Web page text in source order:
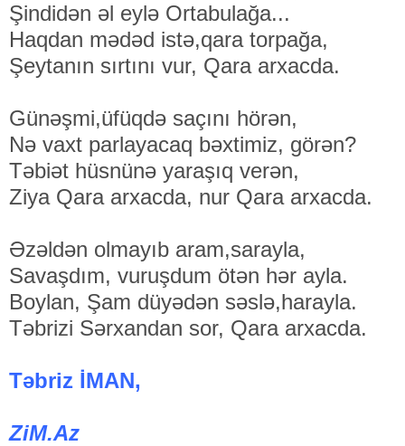
Şindidən əl eylə Ortabulağa...
Haqdan mədəd istə,qara torpağa,
Şeytanın sırtını vur, Qara arxacda.
Günəşmi,üfüqdə saçını hörən,
Nə vaxt parlayacaq bəxtimiz, görən?
Təbiət hüsnünə yaraşıq verən,
Ziya Qara arxacda, nur Qara arxacda.
Əzəldən olmayıb aram,sarayla,
Savaşdım, vuruşdum ötən hər ayla.
Boylan, Şam düyədən səslə,harayla.
Təbrizi Sərxandan sor, Qara arxacda.
Təbriz İMAN,
ZiM.Az